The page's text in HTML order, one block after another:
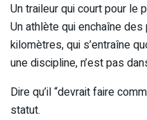
Un traileur qui court pour le
Un athlète qui enchaîne
kilomètres, qui s’entraîne
une discipline, n’est pas
Dire qu’il “devrait faire
statut.